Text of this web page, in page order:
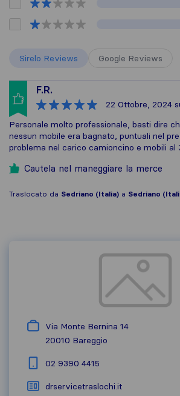
Sirelo Reviews Google Reviews
F.R.
22 Ottobre, 2024
Personale molto professionale, basti dire
nessun mobile era bagnato, puntuali nel
problema nel carico camioncino e mobili al
Cautela nel maneggiare la merce
Traslocato da Sedriano (Italia) a Sedriano
Via Monte Bernina 14
20010 Bareggio
02 9390 4415
drservicetraslochi.it